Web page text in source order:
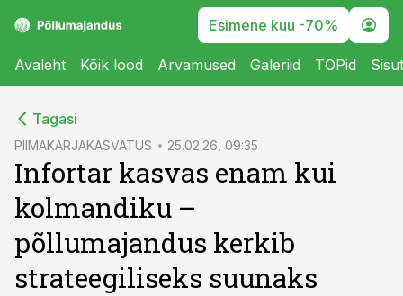
Esimene kuu -70%
Avaleht Kõik lood Arvamused Galeriid TOPid
Tagasi
PIIMAKARJAKASVATUS 25.02.26, 09:35
Infortar kasvas enam kui
kolmandiku –
põllumajandus kerkib
strateegiliseks suunaks